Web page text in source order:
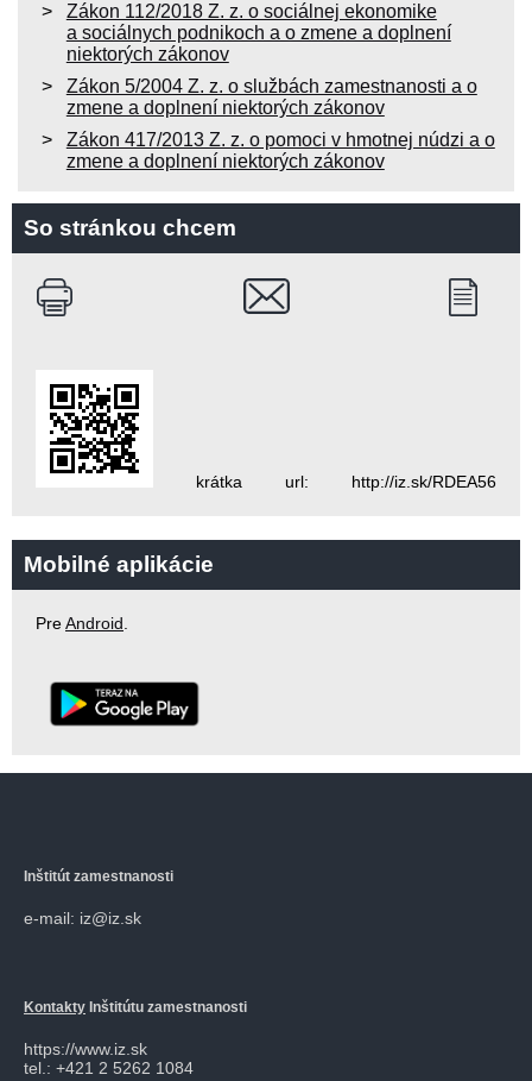
Zákon 112/2018 Z. z. o sociálnej ekonomike
a sociálnych podnikoch a o zmene a doplnení
niektorých zákonov
Zákon 5/2004 Z. z. o službách zamestnanosti a o
zmene a doplnení niektorých zákonov
Zákon 417/2013 Z. z. o pomoci v hmotnej núdzi a o
zmene a doplnení niektorých zákonov
So stránkou chcem
krátka url: http://iz.sk/RDEA56
Mobilné aplikácie
PreAndroid.
Inštitút zamestnanosti
e-mail: iz@iz.sk
Kontakty Inštitútu zamestnanosti
https://www.iz.sk
tel.: +421 2 5262 1084